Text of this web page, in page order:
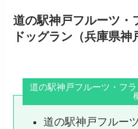
道の駅神戸フルーツ・
ドッグラン（兵庫県神
道の駅神戸フルーツ・フ
道の駅神戸フルー